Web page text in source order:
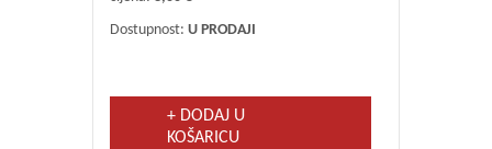
Dostupnost: U PRODAJI
+ DODAJ U
KOŠARICU